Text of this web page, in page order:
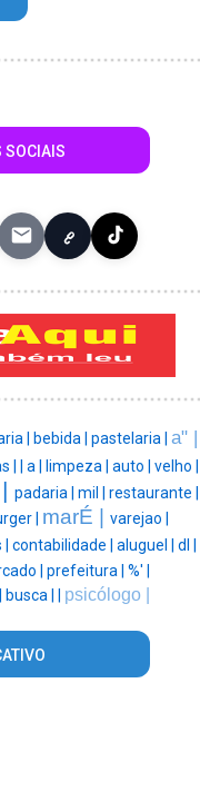
SOCIAIS
| bebida | pastelaria | a" |
| | a | limpeza | auto | velho |
padaria | mil | restaurante |
| marÉ | varejao |
| contabilidade | aluguel | dl |
| prefeitura | %' |
busca | | psicólogo |